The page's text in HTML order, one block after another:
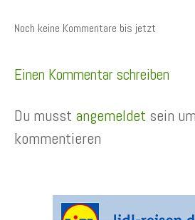
Noch keine Kommentare bis jetzt
Einen Kommentar schreiben
Du musst angemeldet sein
kommentieren